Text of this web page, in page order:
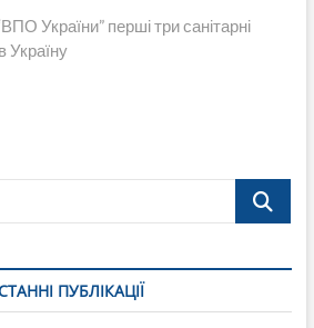
України” перші три санітарні
Україну
Поиск…
ПУБЛІКАЦІЇ